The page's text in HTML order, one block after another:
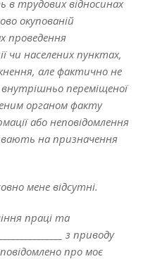
в трудових відносинах
окупованій
проведення
чи населених пунктах,
але фактично не
переміщеної
органом факту
або неповідомлення
на призначення
мене відсутні.
праці та
з приводу
про моє